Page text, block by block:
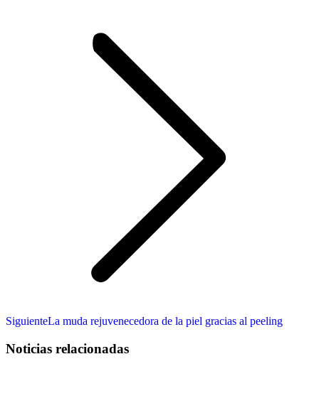
SiguientePublicación
La muda rejuvenecedora de la piel gracias al peeling
Noticias relacionadas